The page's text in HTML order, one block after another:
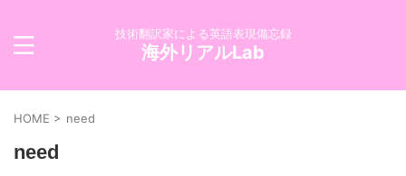
技術翻訳家による英語表現備忘録
海外リアルLab
HOME > need
need